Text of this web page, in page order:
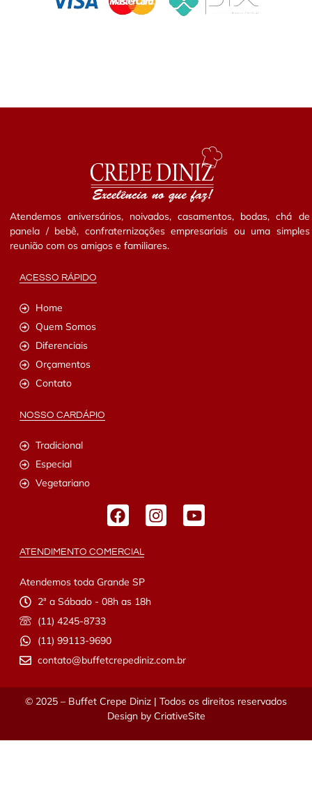
Atendemos aniversários, noivados, casamentos, bodas, chá de
panela / bebê, confraternizações empresariais ou uma simples
reunião com os amigos e familiares.
ACESSO RÁPIDO
Home
Quem Somos
Diferenciais
Orçamentos
Contato
NOSSO CARDÁPIO
Tradicional
Especial
Vegetariano
ATENDIMENTO COMERCIAL
Atendemos toda Grande SP
2ª a Sábado - 08h as 18h
(11) 4245-8733
(11) 99113-9690
contato@buffetcrepediniz.com.br
© 2025 – Buffet Crepe Diniz | Todos os direitos reservados
Design by CriativeSite